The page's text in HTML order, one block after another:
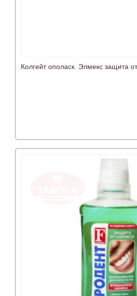
Колгейт ополаск. Элмекс защита